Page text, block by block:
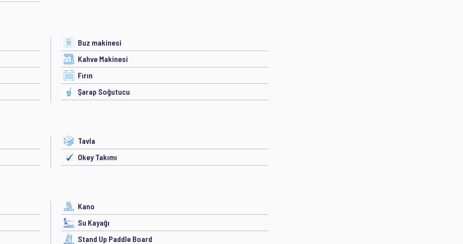
Buz makinesi
Kahve Makinesi
Fırın
Şarap Soğutucu
Tavla
Okey Takımı
Kano
Su Kayağı
Stand Up Paddle Board